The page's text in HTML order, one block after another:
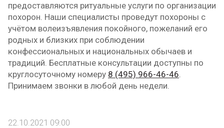
предоставляются ритуальные услуги по организации
похорон. Наши специалисты проведут похороны с
учётом волеизъявления покойного, пожеланий его
родных и близких при соблюдении
конфессиональных и национальных обычаев и
традиций. Бесплатные консультации доступны по
круглосуточному номеру 8 (495) 966-46-46.
Принимаем звонки в любой день недели.
22.10.2021 09:00